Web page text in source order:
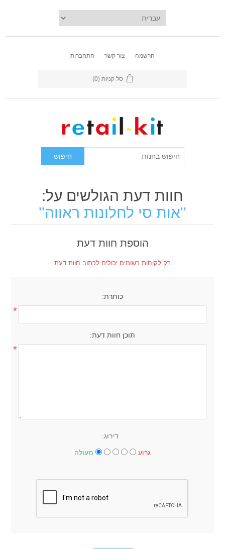
הרשמה צור קשר התחברות
סל קניות (0)
חוות דעת הגולשים על:
אות סי לחלונות ראווה
הוספת חוות דעת
רק לקוחות רשומים יכולים לכתוב חוות דעת
כותרת:
*
תוכן חוות דעת:
*
דירוג:
גרוע מעולה